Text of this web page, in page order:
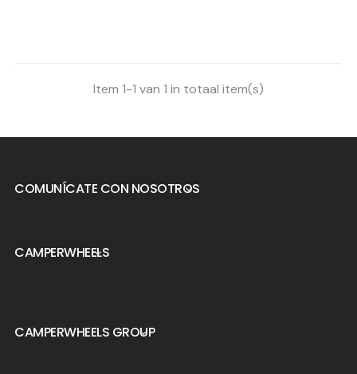
Item 1-1 van 1 in totaal item(s)
COMUNÍCATE CON NOSOTROS

CAMPERWHEELS

CAMPERWHEELS GROUP
